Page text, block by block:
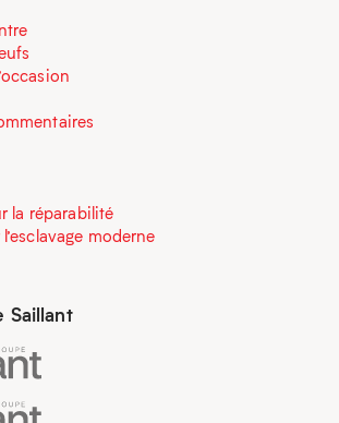
la réparabilité
moderne
Saillant